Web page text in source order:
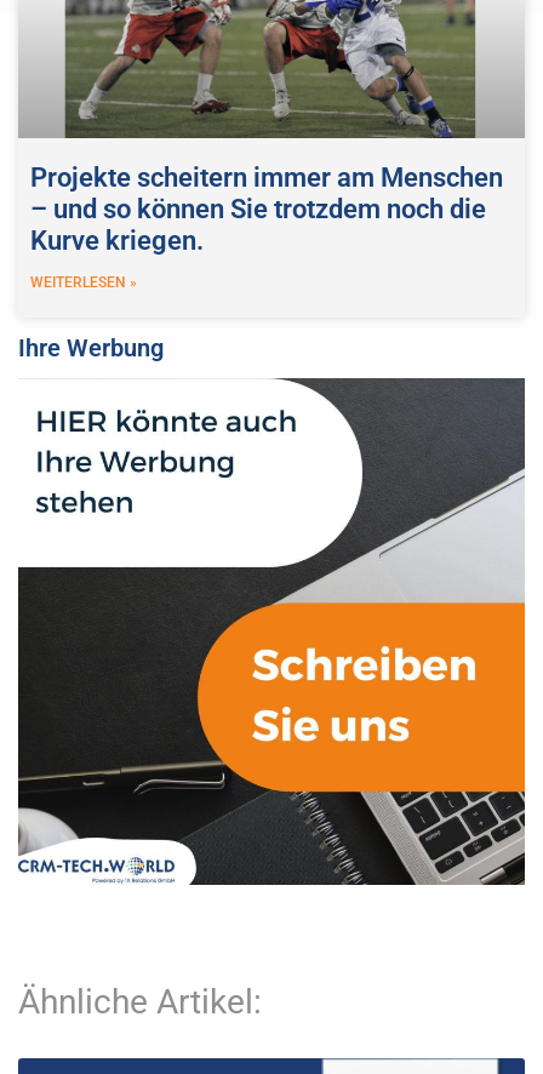
Projekte scheitern immer am Menschen
– und so können Sie trotzdem noch die
Kurve kriegen.
WEITERLESEN »
Ihre Werbung
Ähnliche Artikel: